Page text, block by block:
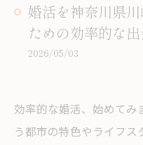
婚活を神奈川県
ための効率的な
2026/05/03
効率的な婚活、始めてみ
う都市の特色やライフ